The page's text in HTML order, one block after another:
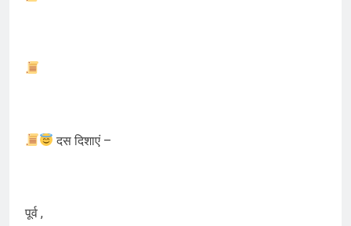
दस दिशाएं –
पूर्व ,